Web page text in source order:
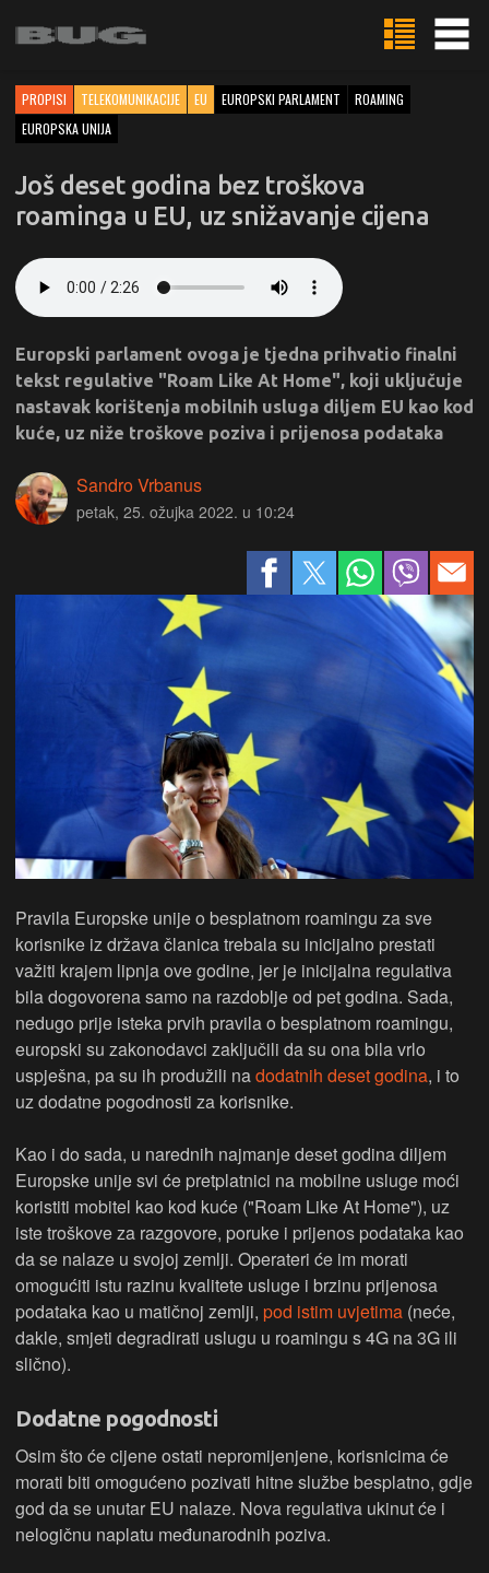
PROPISI TELEKOMUNIKACIJE EU EUROPSKI PARLAMENT
ROAMING
EUROPSKA UNIJA
Još deset godina bez troškova
roaminga u EU, uz snižavanje cijena
Europski parlament ovoga je tjedna prihvatio finalni
tekst regulative "Roam Like At Home", koji uključuje
nastavak korištenja mobilnih usluga diljem EU kao kod
kuće, uz niže troškove poziva i prijenosa podataka
Sandro Vrbanus
petak, 25. ožujka 2022. u 10:24
Pravila Europske unije o besplatnom roamingu za sve
korisnike iz država članica trebala su inicijalno prestati
važiti krajem lipnja ove godine, jer je inicijalna regulativa
bila dogovorena samo na razdoblje od pet godina. Sada,
nedugo prije isteka prvih pravila o besplatnom roamingu,
europski su zakonodavci zaključili da su ona bila vrlo
uspješna, pa su ih produžili nadodatnih deset godina, i to
uz dodatne pogodnosti za korisnike.
Kao i do sada, u narednih najmanje deset godina diljem
Europske unije svi će pretplatnici na mobilne usluge moći
koristiti mobitel kao kod kuće ("Roam Like At Home"), uz
iste troškove za razgovore, poruke i prijenos podataka kao
da se nalaze u svojoj zemlji. Operateri će im morati
omogućiti istu razinu kvalitete usluge i brzinu prijenosa
podataka kao u matičnoj zemlji, pod istim uvjetima (neće,
dakle, smjeti degradirati uslugu u roamingu s 4G na 3G ili
slično).
Dodatne pogodnosti
Osim što će cijene ostati nepromijenjene, korisnicima će
morati biti omogućeno pozivati hitne službe besplatno, gdje
god da se unutar EU nalaze. Nova regulativa ukinut će i
nelogičnu naplatu međunarodnih poziva.